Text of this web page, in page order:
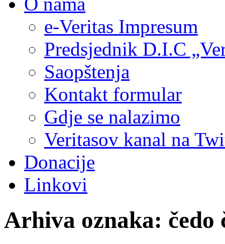
e-Veritas Impresum
Predsjednik D.I.C
Saopštenja
Kontakt formular
Gdje se nalazimo
Veritasov kanal na
Donacije
Linkovi
Arhiva oznaka: čedo